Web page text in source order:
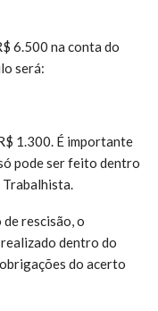
6.500 na conta do
será:
1.300. É importante
pode ser feito dentro
Trabalhista.
rescisão, o
dentro do
do acerto